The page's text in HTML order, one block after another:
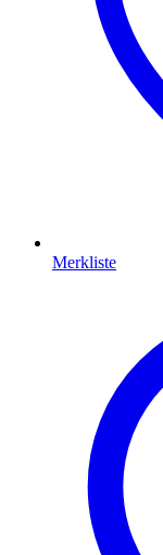
Merkliste